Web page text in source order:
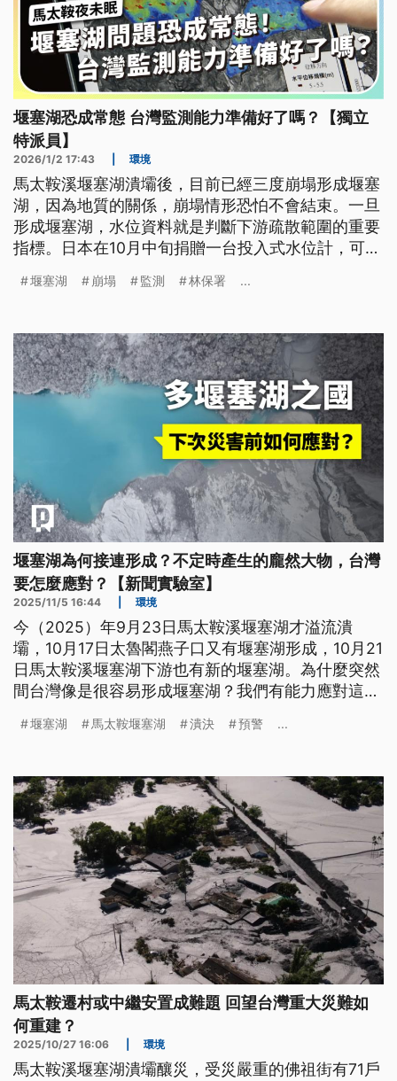
堰塞湖恐成常態 台灣監測能力準備好了嗎？【獨立
特派員】
2026/1/2 17:43 環境
馬太鞍溪堰塞湖潰壩後，目前已經三度崩塌形成堰塞
湖，因為地質的關係，崩塌情形恐怕不會結束。一旦
形成堰塞湖，水位資料就是判斷下游疏散範圍的重要
指標。日本在10月中旬捐贈一台投入式水位計，可直
場，民間企業不會投入研發製造，因此取得不易。再
之外，堰塞湖的監測還包含邊坡位移、易崩地質等監
測項目，學者建議，台灣要審慎思考是否有必要投入
資源自主研發相關的監測項目。
堰塞湖 崩塌 監測 林保署 ...
堰塞湖為何接連形成？不定時產生的龐然大物，台灣
要怎麼應對？【新聞實驗室】
2025/11/5 16:44 環境
今（2025）年9月23日馬太鞍溪堰塞湖才溢流潰
壩，10月17日太魯閣燕子口又有堰塞湖形成，10月21
日馬太鞍溪堰塞湖下游也有新的堰塞湖。為什麼突然
間台灣像是很容易形成堰塞湖？我們有能力應對這種
堰塞湖 馬太鞍堰塞湖 潰決 預警 ...
馬太鞍遷村或中繼安置成難題 回望台灣重大災難如
何重建？
2025/10/27 16:06 環境
馬太鞍溪堰塞湖潰壩釀災，受災嚴重的佛祖街有71戶